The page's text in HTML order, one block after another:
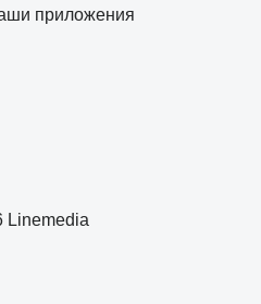
Linemedia
приложения